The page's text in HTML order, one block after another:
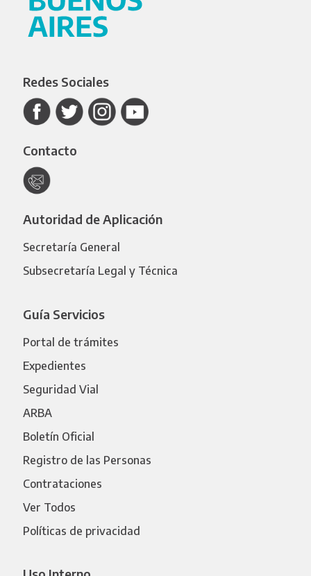
Redes Sociales
Contacto
Autoridad de Aplicación
Secretaría General
Subsecretaría Legal y Técnica
Guía Servicios
Portal de trámites
Expedientes
Seguridad Vial
ARBA
Boletín Oficial
Registro de las Personas
Contrataciones
Ver Todos
Políticas de privacidad